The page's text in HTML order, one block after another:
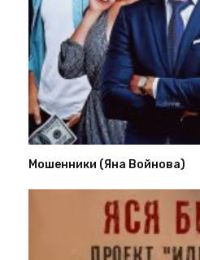
Мошенники (Яна Войнова)